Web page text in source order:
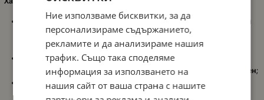
Съдържа28 части, които позволяват на детето да сглоби
своя собствендракон, като развива фина моторика и
логическо мислене чрез игра;
Изработен е отбиоразградима пластмаса
конструктора безопасен, устойчив иекологично съобразен;
Частите са създадени за удобство на малките ръчички
Ние използваме бисквитки, за да
персонализираме съдържанието,
рекламите и да анализираме нашия
трафик. Също така споделяме
информация за използването на
нашия сайт от ваша страна с нашите